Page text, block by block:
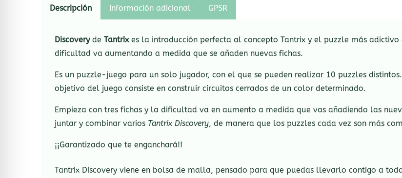
Descripción Información adicional GPSR
Discoveryde Tantrix es la introducción perfecta al concepto Tantrix y el puzzle más
dificultad va aumentando a medida que se añaden nuevas fichas.
Es un puzzle-juego para un solo jugador, con el que se pueden realizar 10 puzzles
objetivo del juego consiste en construir circuitos cerrados de un color determinado.
Empieza con tres fichas y la dificultad va en aumento a medida que vas añadiendo las
juntar y combinar varios Tantrix Discovery, de manera que los puzzles cada vez son más
¡¡Garantizado que te enganchará!!
Tantrix Discovery viene en bolsa de malla, pensado para que puedas llevarlo contigo a